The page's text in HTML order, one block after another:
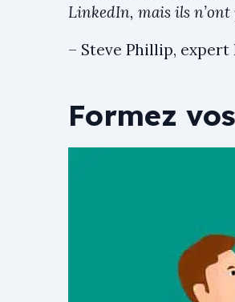
LinkedIn, mais ils
– Steve Phillip,
Formez